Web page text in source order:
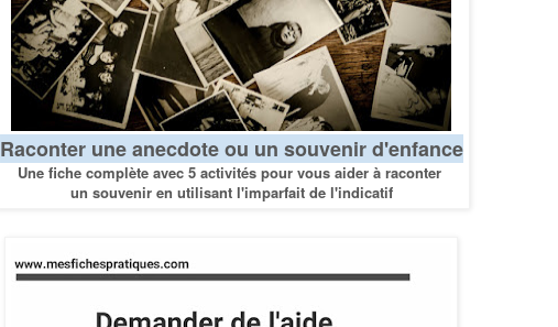
Raconter une anecdote ou un souvenir d'enfance
Une fiche complète avec 5 activités pour vous aider à raconter
un souvenir en utilisant l'imparfait de l'indicatif